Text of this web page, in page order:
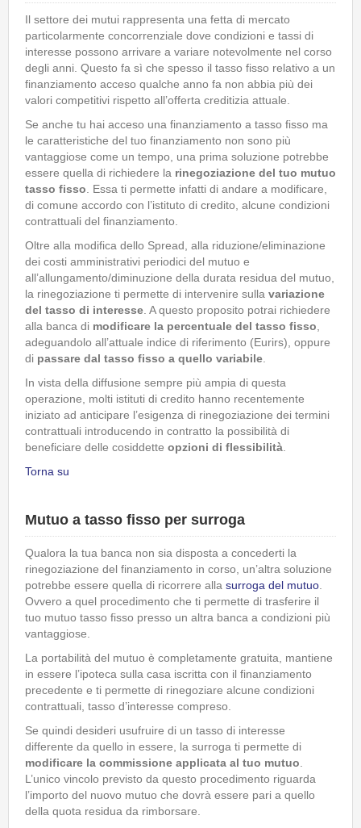
Il settore dei mutui rappresenta una fetta di mercato
particolarmente concorrenziale dove condizioni e tassi di
interesse possono arrivare a variare notevolmente nel corso
degli anni. Questo fa sì che spesso il tasso fisso relativo a un
finanziamento acceso qualche anno fa non abbia più dei
valori competitivi rispetto all’offerta creditizia attuale.
Se anche tu hai acceso una finanziamento a tasso fisso ma
le caratteristiche del tuo finanziamento non sono più
vantaggiose come un tempo, una prima soluzione potrebbe
essere quella di richiedere la rinegoziazione del tuo mutuo
tasso fisso . Essa ti permette infatti di andare a modificare,
di comune accordo con l’istituto di credito, alcune condizioni
contrattuali del finanziamento.
Oltre alla modifica dello Spread, alla riduzione/eliminazione
dei costi amministrativi periodici del mutuo e
all’allungamento/diminuzione della durata residua del mutuo,
la rinegoziazione ti permette di intervenire sulla variazione
del tasso di interesse . A questo proposito potrai richiedere
alla banca di modificare la percentuale del tasso fisso
adeguandolo all’attuale indice di riferimento (Eurirs), oppure
di passare dal tasso fisso a quello variabile
In vista della diffusione sempre più ampia di questa
operazione, molti istituti di credito hanno recentemente
iniziato ad anticipare l’esigenza di rinegoziazione dei termini
contrattuali introducendo in contratto la possibilità di
beneficiare delle cosiddette opzioni di flessibilità
Torna su
Mutuo a tasso fisso per surroga
Qualora la tua banca non sia disposta a concederti la
rinegoziazione del finanziamento in corso, un’altra soluzione
potrebbe essere quella di ricorrere alla surroga del mutuo
Ovvero a quel procedimento che ti permette di trasferire il
tuo mutuo tasso fisso presso un altra banca a condizioni più
vantaggiose.
La portabilità del mutuo è completamente gratuita, mantiene
in essere l’ipoteca sulla casa iscritta con il finanziamento
precedente e ti permette di rinegoziare alcune condizioni
contrattuali, tasso d’interesse compreso.
Se quindi desideri usufruire di un tasso di interesse
differente da quello in essere, la surroga ti permette di
modificare la commissione applicata al tuo mutuo
L’unico vincolo previsto da questo procedimento riguarda
l’importo del nuovo mutuo che dovrà essere pari a quello
della quota residua da rimborsare.